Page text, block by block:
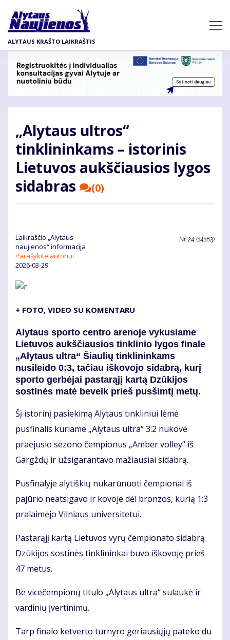
pagrindinį
turinį
ALYTAUS KRAŠTO LAIKRAŠTIS
„Alytaus ultros“
tinklininkams – istorinis
Lietuvos aukščiausios lygos
sidabras
(0)
Laikraščio „Alytaus
naujienos“ informacija
Parašykite autoriui
2026-03-29
Nr. 24 (14183)
+ FOTO, VIDEO SU KOMENTARU
Alytaus sporto centro arenoje vykusiame
Lietuvos aukščiausios tinklinio lygos finale
„Alytaus ultra“ Šiaulių tinklininkams
nusileido 0:3, tačiau iškovojo sidabrą, kurį
sporto gerbėjai pastarąjį kartą Dzūkijos
sostinės matė beveik prieš pusšimtį metų.
Šį istorinį pasiekimą Alytaus tinkliniui lėmė
pusfinalis kuriame „Alytaus ultra“ 3:2 nukovė
praėjusio sezono čempionus „Amber volley“ iš
Gargždų ir užsigarantavo mažiausiai sidabrą.
Pusfinalyje alytiškių nukarūnuoti čempionai iš
pajūrio neatsigavo ir kovoje dėl bronzos, kurią 1:3
pralaimėjo Vilniaus universitetui.
Pastarąjį kartą Lietuvos vyrų čempionato sidabrą
Dzūkijos sostinės tinklininkai buvo iškovoję prieš
47 metus.
Be vicečempionų titulo „Alytaus ultra“ sulaukė ir
vardinių įvertinimų.
Tarp finalo ketverto turnyro geriausiųjų pateko du